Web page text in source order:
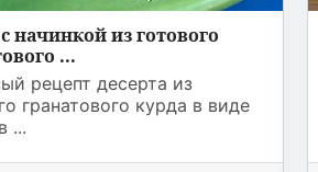
начинкой из готового
...
рецепт десерта из
гранатового курда в виде
...